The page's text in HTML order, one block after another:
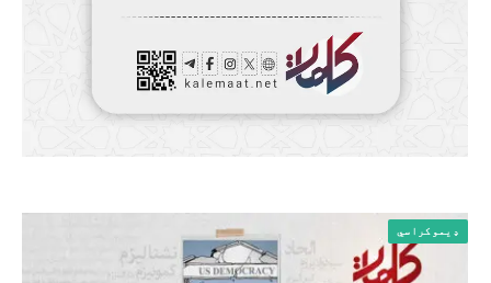
ډیموکراسي